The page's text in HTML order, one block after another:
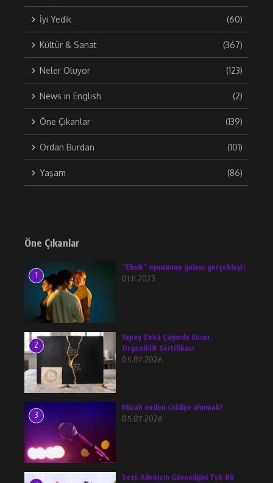
İyi Yedik (60)
Kültür & Sanat (367)
Neler Oluyor (123)
News in English (2)
Öne Çıkanlar (139)
Ordan Burdan (101)
Yaşam (86)
Öne Çıkanlar
1
“Eksik” oyununun galası, gerçekleşti
01.11.2023
2
Yapay Zekâ Çağında Kusur,
Organiklik Sertifikası
05.07.2026
3
Mizah neden ciddiye alınmalı?
05.07.2026
Sezi: Ailenizin Güvenliğini Tek Bir